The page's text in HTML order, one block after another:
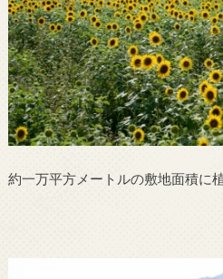
約一万平方メートルの敷地面積に